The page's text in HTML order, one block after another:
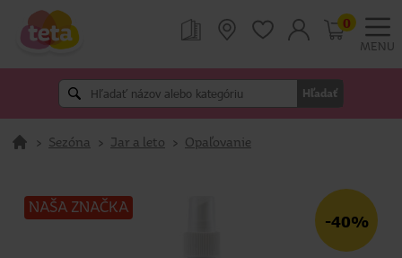
MENU
Hľadať
0
> Sezóna > Jar a leto > Opaľovanie
NAŠA ZNAČKA
-40%